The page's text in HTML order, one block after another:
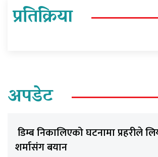
प्रतिक्रिया
अपडेट
डिम्ब निकालिएको घटनामा प्रहरीले
शर्मासंग बयान